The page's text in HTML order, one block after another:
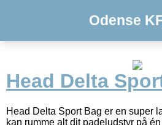
Odense
Head Delta
Head Delta Sport Bag er en super
kan rumme alt dit padeludstyr på